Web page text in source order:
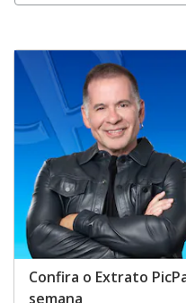
Confira o Extrato
semana